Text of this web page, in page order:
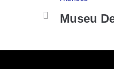
Museu